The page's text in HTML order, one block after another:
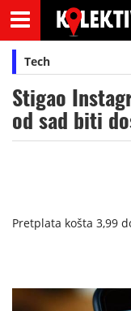
Tech
Stigao
od sad biti
Pretplata košta 3,99